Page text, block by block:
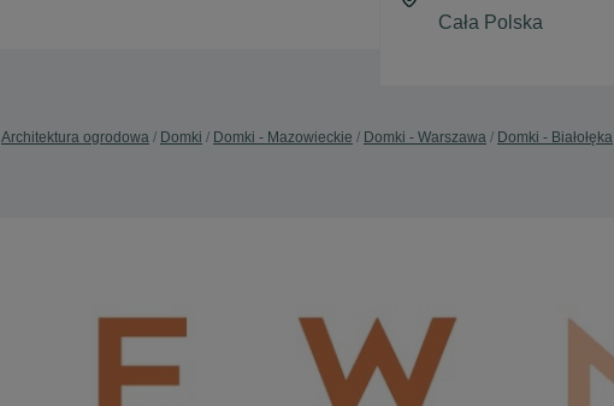
Architektura ogrodowa Domki Domki - Mazowieckie Domki - Warszawa Domki - Białołęka